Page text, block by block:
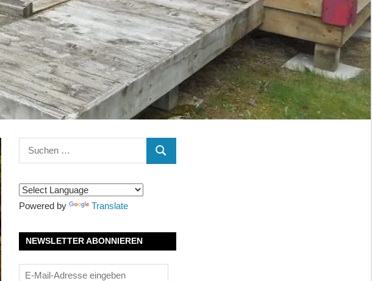
Suchen
nach:
SUCHEN
Powered by Translate
NEWSLETTER ABONNIEREN
E-